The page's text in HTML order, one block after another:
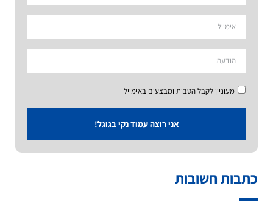
מעוניין לקבל הטבות ומבצעים באימייל
אני רוצה עמוד נקי בגוגל!
כתבות חשובות